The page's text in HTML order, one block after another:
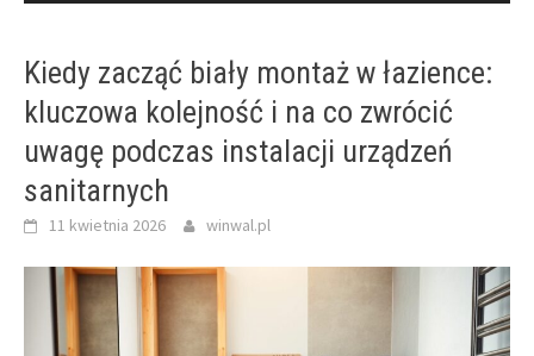
Kiedy zacząć biały montaż w łazience:
kluczowa kolejność i na co zwrócić
uwagę podczas instalacji urządzeń
sanitarnych
11 kwietnia 2026 winwal.pl